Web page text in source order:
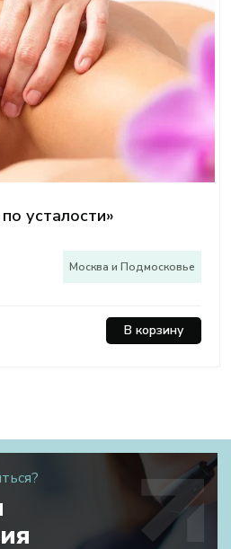
усталости»
Москва и Подмосковье
В корзину